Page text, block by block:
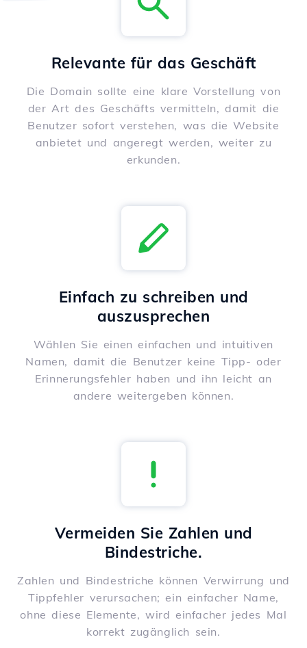
Relevante für das Geschäft
Die Domain sollte eine klare Vorstellung von
der Art des Geschäfts vermitteln, damit die
Benutzer sofort verstehen, was die Website
anbietet und angeregt werden, weiter zu
erkunden.
Einfach zu schreiben und
auszusprechen
Wählen Sie einen einfachen und intuitiven
Namen, damit die Benutzer keine Tipp- oder
Erinnerungsfehler haben und ihn leicht an
andere weitergeben können.
Vermeiden Sie Zahlen und
Bindestriche.
Zahlen und Bindestriche können Verwirrung und
Tippfehler verursachen; ein einfacher Name,
ohne diese Elemente, wird einfacher jedes Mal
korrekt zugänglich sein.